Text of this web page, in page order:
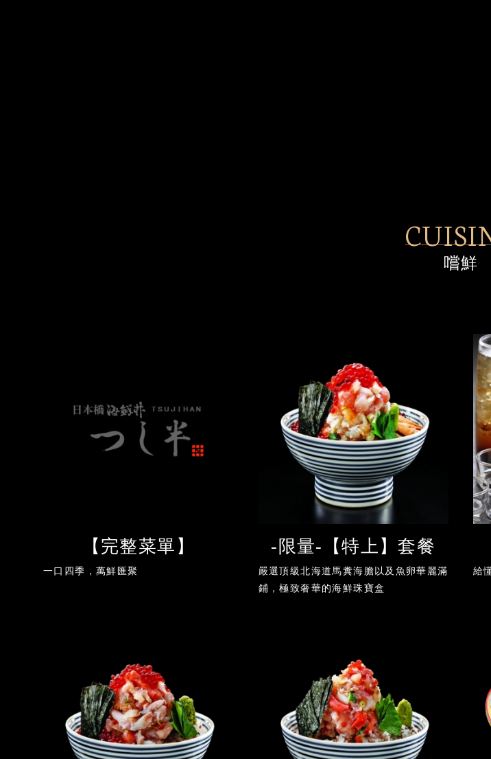
嚐鮮
【完整菜單】
一口四季，萬鮮匯聚
-限量-【特上】套餐
嚴選頂級北海道馬糞海膽以及魚卵華麗滿
鋪，極致奢華的海鮮珠寶盒
給